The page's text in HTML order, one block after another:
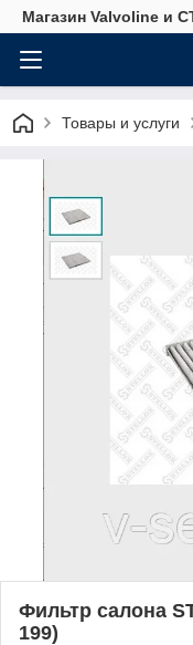
Магазин Valvoline и
Товары и услуги
Фильтр салона
199)